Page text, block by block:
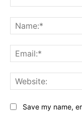
Save my name,